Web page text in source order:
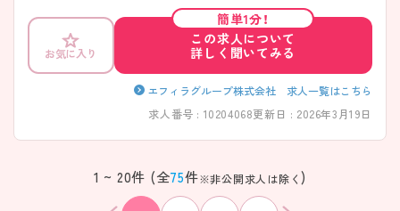
条件を
クリア
検索する
接のポイントもお伝えしますので是非ご応募お待ちしております。
お気に入り
簡単1分！
この求人について
詳しく聞いてみる
エフィラグループ株式会社 求人一覧はこちら
求人番号 : 10204068更新日 : 2026年3月19日
1 ~ 20件 (全75件※非公開求人は除く )